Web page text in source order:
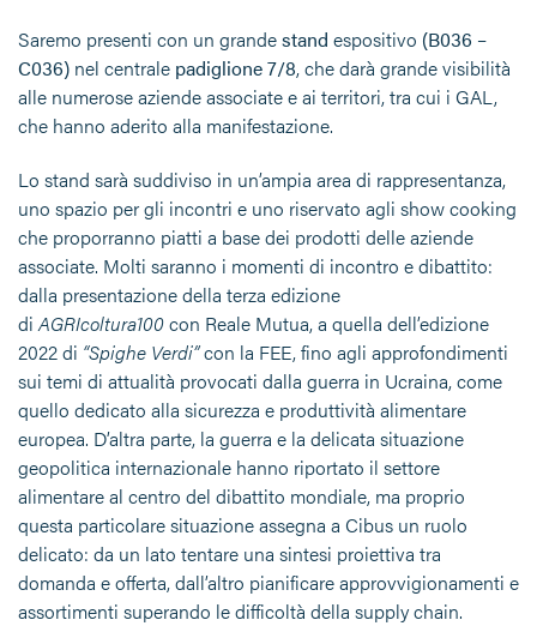
Saremo presenti con un grandestand espositivo (B036 –
C036) nel centrale padiglione 7/8, che darà grande visibilità
alle numerose aziende associate e ai territori, tra cui i GAL,
che hanno aderito alla manifestazione.
Lo stand sarà suddiviso in un’ampia area di rappresentanza,
uno spazio per gli incontri e uno riservato agli show cooking
che proporranno piatti a base dei prodotti delle aziende
associate. Molti saranno i momenti di incontro e dibattito:
dalla presentazione della terza edizione
di AGRIcoltura100con Reale Mutua, a quella dell’edizione
2022 di “Spighe Verdi”con la FEE, fino agli approfondimenti
sui temi di attualità provocati dalla guerra in Ucraina, come
quello dedicato alla sicurezza e produttività alimentare
europea. D’altra parte, la guerra e la delicata situazione
geopolitica internazionale hanno riportato il settore
alimentare al centro del dibattito mondiale, ma proprio
questa particolare situazione assegna a Cibus un ruolo
delicato: da un lato tentare una sintesi proiettiva tra
domanda e offerta, dall’altro pianificare approvvigionamenti e
assortimenti superando le difficoltà della supply chain.